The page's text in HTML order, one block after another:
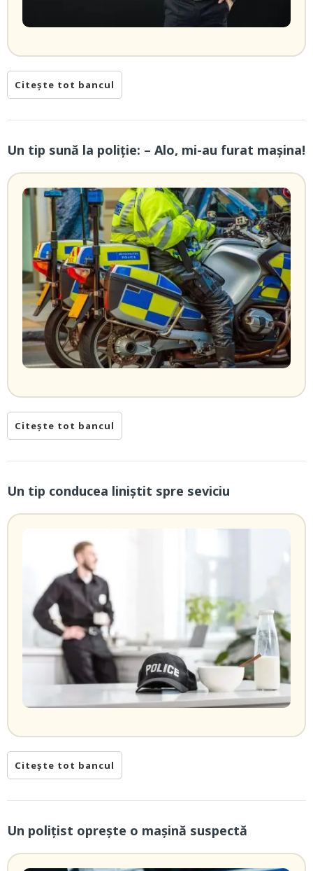
Citește tot bancul
Un tip sună la poliție: – Alo, mi-au furat mașina!
Citește tot bancul
Un tip conducea liniștit spre seviciu
Citește tot bancul
Un polițist oprește o mașină suspectă